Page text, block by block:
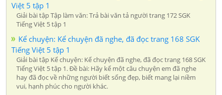
Việt 5 tập 1
Giải bài tập Tập làm văn: Trả bài văn tả người trang 172 SGK
Tiếng Việt 5 tập 1
Kể chuyện: Kể chuyện đã nghe, đã đọc trang 168 SGK
Tiếng Việt 5 tập 1
Giải bài tập Kể chuyện: Kể chuyện đã nghe, đã đọc trang 168 SGK
Tiếng Việt 5 tập 1. Đề bài: Hãy kể một câu chuyện em đã nghe
hay đã đọc về những người biết sống đẹp, biết mang lại niềm
vui, hạnh phúc cho người khác.